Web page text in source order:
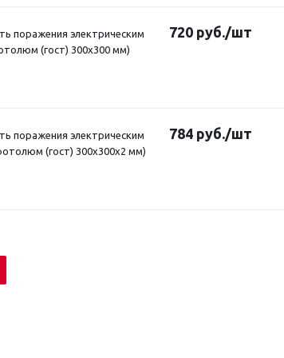
поражения электрическим
(гост) 300х300 мм)
720руб./шт
поражения электрическим
(гост) 300х300х2 мм)
784руб./шт